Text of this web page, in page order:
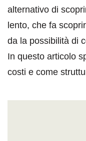
alternativo di
lento, che fa
da la possibilità di
In questo articolo
costi e come